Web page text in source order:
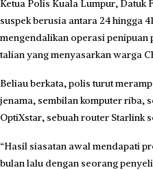
Ketua Polis Kuala Lumpur, Datuk
suspek berusia antara 24 hingga
mengendalikan operasi penipuan
talian yang menyasarkan warga
Beliau berkata, polis turut
jenama, sembilan komputer riba,
OptiXstar, sebuah router Starlink
“Hasil siasatan awal mendapati
bulan lalu dengan seorang